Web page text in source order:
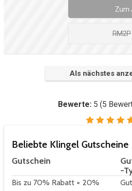
Zum
RM2P
Als nächstes
Bewerte: 5 (5
Beliebte Klingel Gutscheine
Gutschein
-
Bis zu 70% Rabatt + 20%